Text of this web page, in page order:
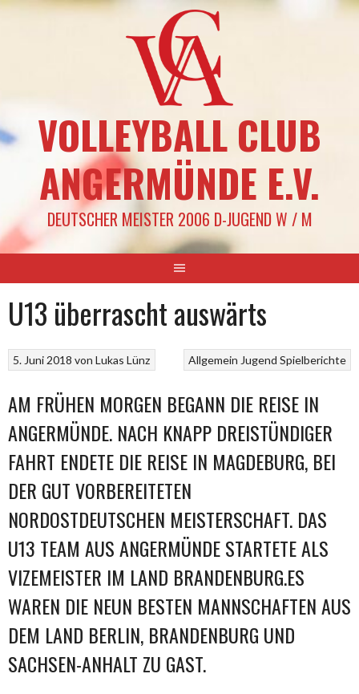
Springe
VOLLEYBALL CLUB
ANGERMÜNDE E.V.
DEUTSCHER MEISTER 2006 D-JUGEND W / M
U13 überrascht auswärts
Allgemein Jugend Spielberichte
5. Juni 2018 vonLukas Lünz
AM FRÜHEN MORGEN BEGANN DIE REISE IN
ANGERMÜNDE. NACH KNAPP DREISTÜNDIGER
FAHRT ENDETE DIE REISE IN MAGDEBURG, BEI
DER GUT VORBEREITETEN
NORDOSTDEUTSCHEN MEISTERSCHAFT. DAS
U13 TEAM AUS ANGERMÜNDE STARTETE ALS
VIZEMEISTER IM LAND BRANDENBURG.ES
WAREN DIE NEUN BESTEN MANNSCHAFTEN AUS
DEM LAND BERLIN, BRANDENBURG UND
SACHSEN-ANHALT ZU GAST.